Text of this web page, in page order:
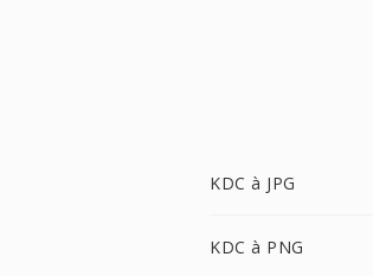
KDC à JPG
KDC à PNG